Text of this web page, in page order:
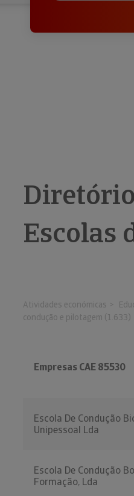
Escolas
Atividades económicas
condução e pilotagem (1.633)
Empresas CAE 85530
Escola De Condução
Unipessoal Lda
Escola De Condução
Formação, Lda